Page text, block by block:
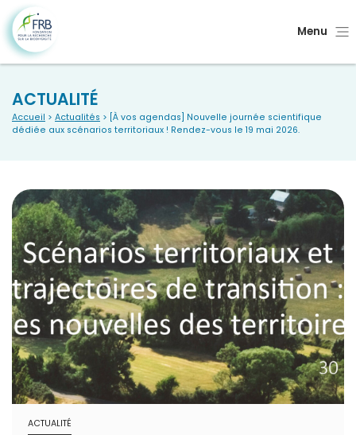
Menu
ACTUALITÉ
Accueil > Actualités > [À vos agendas] Nouvelle journée scientifique
dédiée aux scénarios territoriaux ! Rendez-vous le 19 mai 2026.
ACTUALITÉ